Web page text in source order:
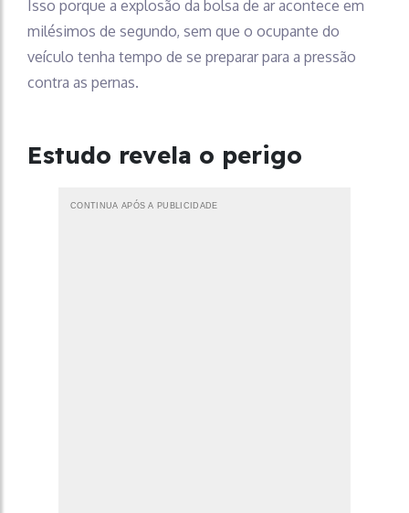
Isso porque a explosão da bolsa de ar acontece em
milésimos de segundo, sem que o ocupante do
veículo tenha tempo de se preparar para a pressão
contra as pernas.
Estudo revela o perigo
CONTINUA APÓS A PUBLICIDADE